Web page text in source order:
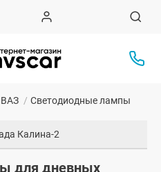
ВАЗ / Светодиодные лампы
Калина-2
для дневных